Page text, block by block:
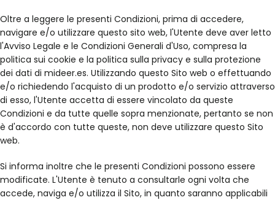
Oltre a leggere le presenti Condizioni, prima di accedere,
navigare e/o utilizzare questo sito web, l'Utente deve aver letto
l'Avviso Legale e le Condizioni Generali d'Uso, compresa la
politica sui cookie e la politica sulla privacy e sulla protezione
dei dati di mideer.es. Utilizzando questo Sito web o effettuando
e/o richiedendo l'acquisto di un prodotto e/o servizio attraverso
di esso, l'Utente accetta di essere vincolato da queste
Condizioni e da tutte quelle sopra menzionate, pertanto se non
è d'accordo con tutte queste, non deve utilizzare questo Sito
web.
Si informa inoltre che le presenti Condizioni possono essere
modificate. L'Utente è tenuto a consultarle ogni volta che
accede, naviga e/o utilizza il Sito, in quanto saranno applicabili